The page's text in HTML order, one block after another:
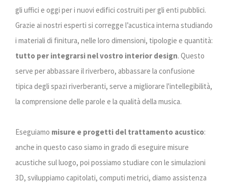
gli uffici e oggi per i nuovi edifici costruiti per gli enti pubblici.
Grazie ai nostri esperti si corregge l’acustica interna studiando
i materiali di finitura, nelle loro dimensioni, tipologie e quantità:
tutto per integrarsi nel vostro interior design. Questo
serve per abbassare il riverbero, abbassare la confusione
tipica degli spazi riverberanti, serve a migliorare l'intellegibilità,
la comprensione delle parole e la qualità della musica.
Eseguiamo misure e progetti del trattamento acustico:
anche in questo caso siamo in grado di eseguire misure
acustiche sul luogo, poi possiamo studiare con le simulazioni
3D, sviluppiamo capitolati, computi metrici, diamo assistenza